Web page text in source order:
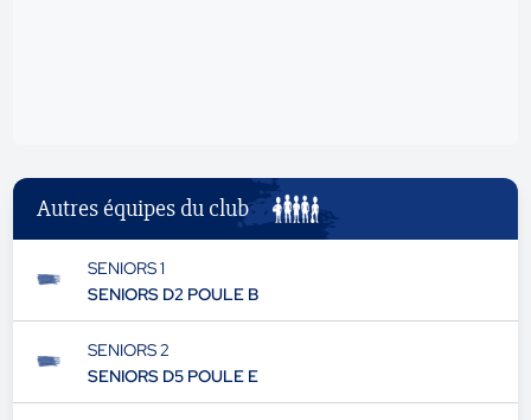
Autres équipes du club
SENIORS 1
SENIORS D2 POULE B
SENIORS 2
SENIORS D5 POULE E